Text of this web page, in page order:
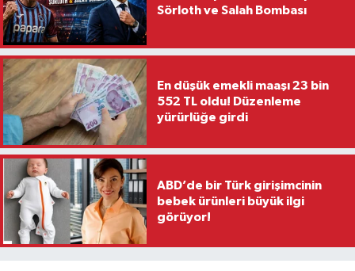
Sörloth ve Salah Bombası
En düşük emekli maaşı 23 bin
552 TL oldu! Düzenleme
yürürlüğe girdi
ABD’de bir Türk girişimcinin
bebek ürünleri büyük ilgi
görüyor!